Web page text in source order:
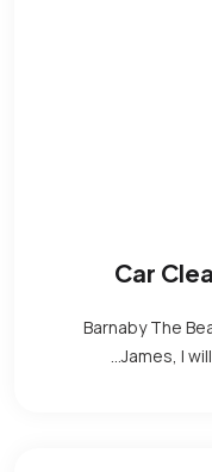
Car
Barnaby The
James, I